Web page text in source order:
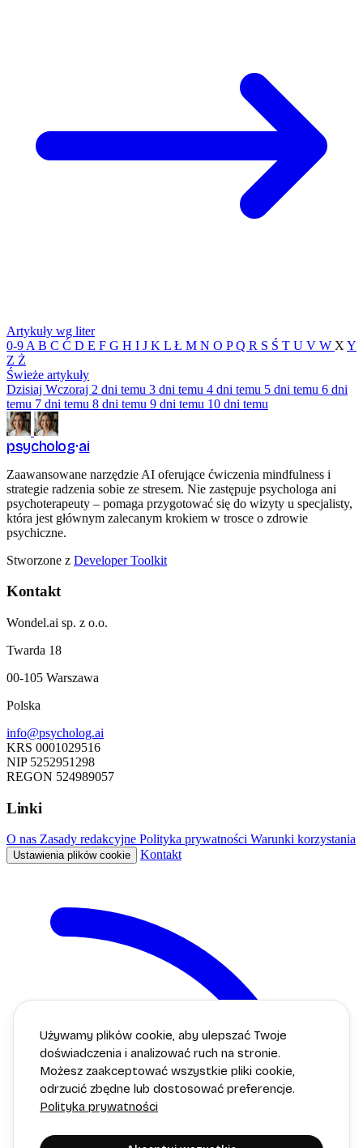
Używamy plików cookie, aby ulepszać Twoje
doświadczenia i analizować ruch na stronie.
Możesz zaakceptować wszystkie pliki cookie,
odrzucić zbędne lub dostosować preferencje.
Polityka prywatności
Artykuły wg liter
0-9 A B C Ć D E F G H I J K L Ł M N O PQ R S Ś T U V W X Y
Z Ż
Świeże artykuły
Dzisiaj Wczoraj 2 dni temu 3 dni temu 4 dni temu 5 dni temu 6 dni
temu 7 dni temu 8 dni temu 9 dni temu 10 dni temu
psycholog ai
Zaawansowane narzędzie AI oferujące ćwiczenia mindfulness i
strategie radzenia sobie ze stresem. Nie zastępuje psychologa ani
psychoterapeuty – pomaga przygotować się do wizyty u specjalisty,
która jest głównym zalecanym krokiem w trosce o zdrowie
psychiczne.
Stworzone z Developer Toolkit
Kontakt
Wondel.ai sp. z o.o.
Twarda 18
00-105 Warszawa
Polska
info@psycholog.ai
KRS 0001029516
NIP 5252951298
REGON 524989057
Linki
O nas Zasady redakcyjne Polityka prywatności Warunki korzystania
Ustawienia plików cookie Kontakt